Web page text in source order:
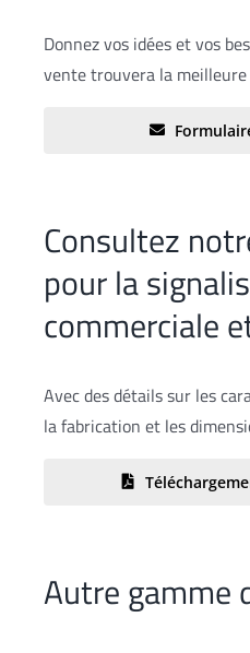
Donnez vos idées et vos
vente trouvera la
Consultez
pour la
commerciale
Avec des détails sur les
la fabrication et les
Autre gamme